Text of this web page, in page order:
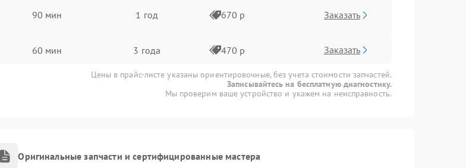
90 мин 1 год 670 р Заказать
60 мин 3 года 470 р Заказать
Цены в прайс-листе указаны ориентировочные, без учета стоимости запчастей.
Записывайтесь на бесплатную диагностику.
Мы проверим ваше устройство и укажем на неисправность.
Оригинальные запчасти и сертифицированные мастера